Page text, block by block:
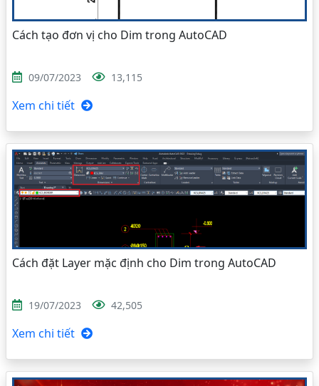
Cách tạo đơn vị cho Dim trong AutoCAD
09/07/2023 13,115
Xem chi tiết
Cách đặt Layer mặc định cho Dim trong AutoCAD
19/07/2023 42,505
Xem chi tiết